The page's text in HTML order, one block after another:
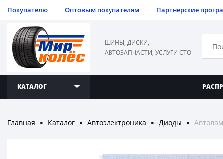
Покупателю Оптовым покупателям Партнерские
ШИНЫ, ДИСКИ,
АВТОЗАПЧАСТИ, УСЛУГИ СТО
КАТАЛОГ
Главная ● Каталог ● Автоэлектроника ● Диоды ●